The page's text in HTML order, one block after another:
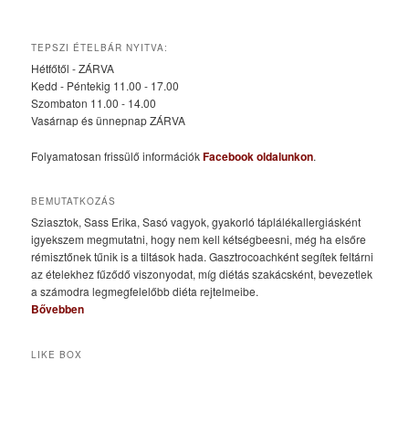
TEPSZI ÉTELBÁR NYITVA:
Hétfőtől - ZÁRVA
Kedd - Péntekig 11.00 - 17.00
Szombaton 11.00 - 14.00
Vasárnap és ünnepnap ZÁRVA
Folyamatosan frissülő információkFacebook oldalunkon.
BEMUTATKOZÁS
Sziasztok, Sass Erika, Sasó vagyok, gyakorló táplálékallergiásként
igyekszem megmutatni, hogy nem kell kétségbeesni, még ha elsőre
rémisztőnek tűnik is a tiltások hada. Gasztrocoachként segítek feltárni
az ételekhez fűződő viszonyodat, míg diétás szakácsként, bevezetlek
a számodra legmegfelelőbb diéta rejtelmeibe.
Bővebben
LIKE BOX